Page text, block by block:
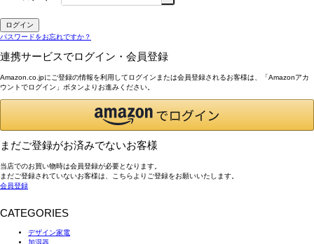
ログイン
パスワードをお忘れですか？
連携サービスでログイン・会員登録
Amazon.co.jpにご登録の情報を利用してログインまたは会員登録されるお客様は、「Amazonアカ
ウントでログイン」ボタンよりお進みください。
まだご登録がお済みでないお客様
当店でのお買い物時は会員登録が必要となります。
まだご登録されていないお客様は、こちらよりご登録をお願いいたします。
会員登録
CATEGORIES
デザイン家電
加湿器